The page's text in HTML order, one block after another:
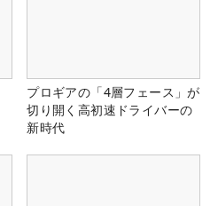
プロギアの「4層フェース」が
切り開く高初速ドライバーの
新時代